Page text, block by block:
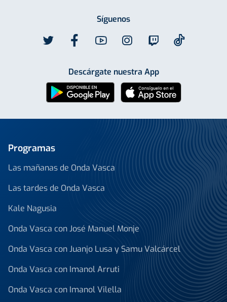
Síguenos
Descárgate nuestra App
Programas
Las mañanas de Onda Vasca
Las tardes de Onda Vasca
Kale Nagusia
Onda Vasca con José Manuel Monje
Onda Vasca con Juanjo Lusa y Samu Valcárcel
Onda Vasca con Imanol Arruti
Onda Vasca con Imanol Vilella